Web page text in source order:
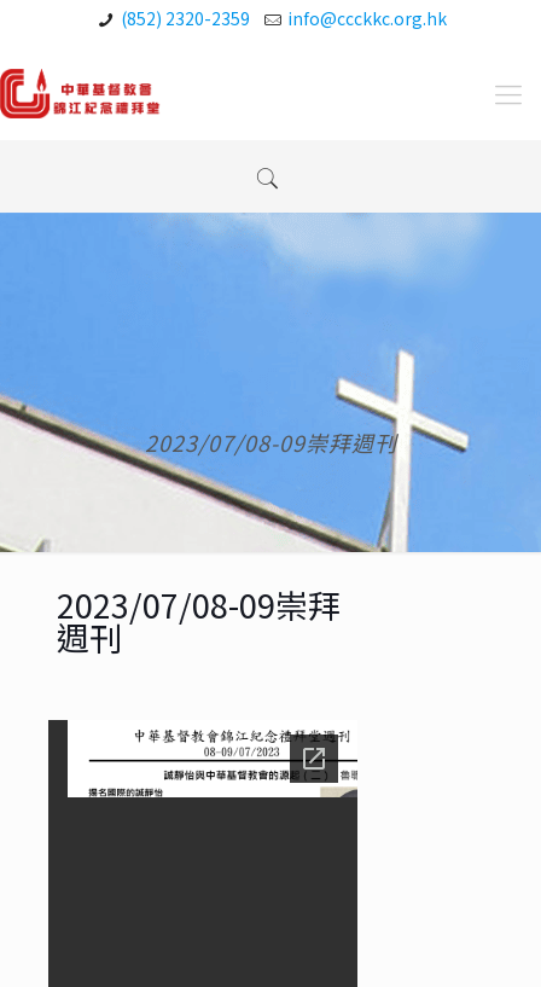
(852) 2320-2359 info@ccckkc.org.hk
2023/07/08-09崇拜週刊
2023/07/08-09崇拜
週刊